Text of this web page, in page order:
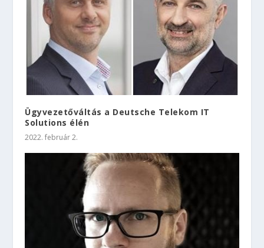
Ügyvezetőváltás a Deutsche Telekom IT
Solutions élén
2022. február 2.